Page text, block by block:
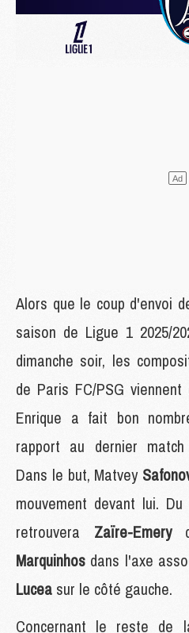
Alors que le coup d'envoi
saison de Ligue 1 2025/
dimanche soir, les
de Paris FC/PSG
Enrique a fait bon
rapport au dernier
Dans le but, Matvey
mouvement devant lui.
retrouvera Zaïre-Emery
Marquinhos dans l'axe
Lucea sur le côté gauche.
Concernant le reste de